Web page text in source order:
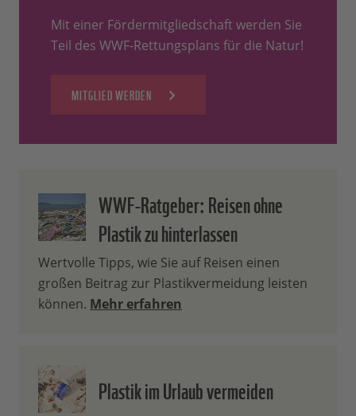
Mit einer Fördermitgliedschaft werden Sie
Teil des WWF-Rettungsplans für die Natur!
MITGLIED WERDEN
WWF-Ratgeber: Reisen ohne
Plastik zu hinterlassen
Wertvolle Tipps, wie Sie auf Reisen einen
großen Beitrag zur Plastikvermeidung leisten
können. Mehr erfahren
Plastik im Urlaub vermeiden